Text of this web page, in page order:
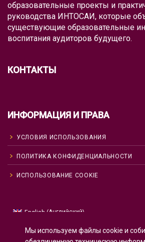
образовательные проекты и
руководства ИНТОСАИ, которые
существующие образовательные
воспитания аудиторов будущего.
КОНТАКТЫ
ИНФОРМАЦИЯ И ПРАВА
УСЛОВИЯ ИСПОЛЬЗОВАНИЯ
ПОЛИТИКА КОНФИДЕНЦИАЛЬНОСТИ
ИСПОЛЬЗОВАНИЕ COOKIE
English (Английский)
Русский
Español Испанский
Мы используем файлы cookie и